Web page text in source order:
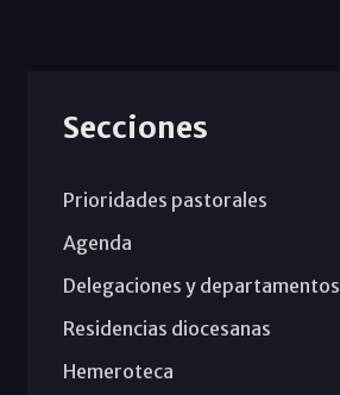
Secciones
Prioridades pastorales
Agenda
Delegaciones y departamentos
Residencias diocesanas
Hemeroteca